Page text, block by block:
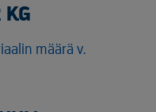
määrä v.